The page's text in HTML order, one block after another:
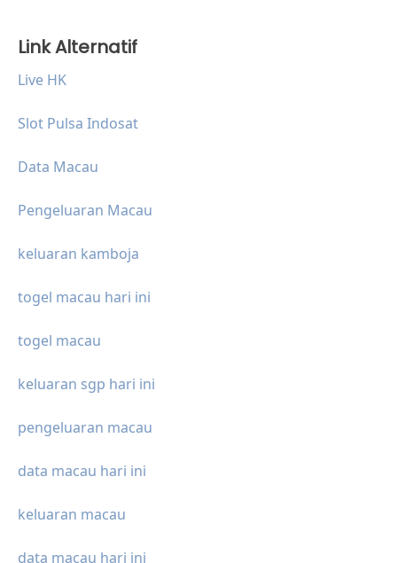
Link Alternatif
Live HK
Slot Pulsa Indosat
Data Macau
Pengeluaran Macau
keluaran kamboja
togel macau hari ini
togel macau
keluaran sgp hari ini
pengeluaran macau
data macau hari ini
keluaran macau
data macau hari ini